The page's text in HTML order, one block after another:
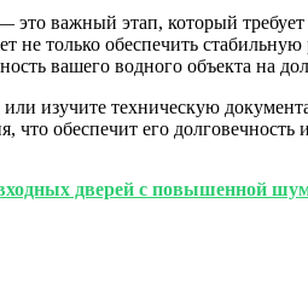
важный этап, который требует
только обеспечить
вашего водного объекта на
изучите техническую
что обеспечит его
дверей с повышенной